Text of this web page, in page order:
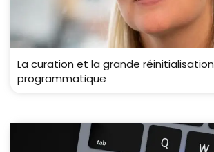
La curation et la grande réinitialisation
programmatique